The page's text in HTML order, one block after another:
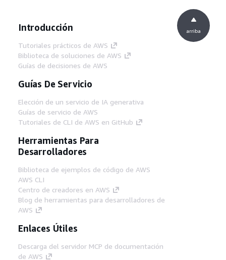
Introducción
Tutoriales prácticos de AWS
Biblioteca de soluciones de AWS
Guías de decisiones de AWS
Guías De Servicio
Elección de un servicio de IA generativa
Guías de servicio de AWS
Tutoriales de CLI de AWS en GitHub
Herramientas Para
Desarrolladores
Biblioteca de ejemplos de código de AWS
AWS CLI
Centro de creadores en AWS
Blog de herramientas para desarrolladores de
AWS
Enlaces Útiles
Descarga del servidor MCP de documentación
de AWS
arriba